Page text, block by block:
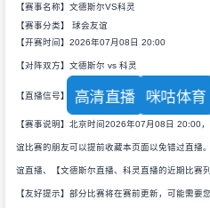
【赛事名称】文德斯尔VS科灵
【赛事分类】 球会友谊
【开赛时间】2026年07月08日 20:00
【对阵双方】文德斯尔 vs 科灵
【直播信号】 高清直播 咪咕体育
【赛事说明】北京时间2026年07月08日 20:00
谊比赛的朋友可以提前收藏本页面以免错过直播
谊直播、【文德斯尔直播、科灵直播的近期比赛
【友好提示】部分比赛将在赛前更新，可能需